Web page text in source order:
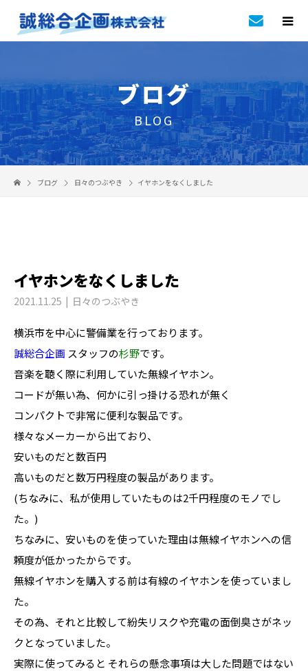
ブログ
BLOG
ブログ 日々のつぶやき イヤホンをなくしました
イヤホンをなくしました
2021.11.25 日々のつぶやき
横浜市を中心に警備業を行っております。
誠総合企画 スタッフの杉野です。
音楽を聴く際に利用していた無線イヤホン。
コードが無い為、何かに引っ掛ける恐れが無く
コンパクトで非常に便利な製品です。
様々なメーカーから出ており、
安いものだと数百円
高いものだと数万円程度の製品があります。
(ちなみに、私が使用していたものは2千円程度のモノでし
た。)
ちなみに、安いものを使っていた理由は無線イヤホンへの信
頼度が低かったからです。
無線イヤホンを購入する前は有線のイヤホンを使っていまし
た。
その為、それと比較して紛失リスクや充電の面倒臭さがネッ
クとなっていました。
実際に使ってみると それらの懸念事項は大した問題ではない